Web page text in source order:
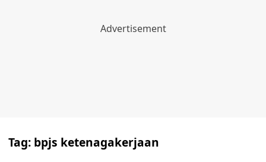
Tag: bpjs ketenagakerjaan